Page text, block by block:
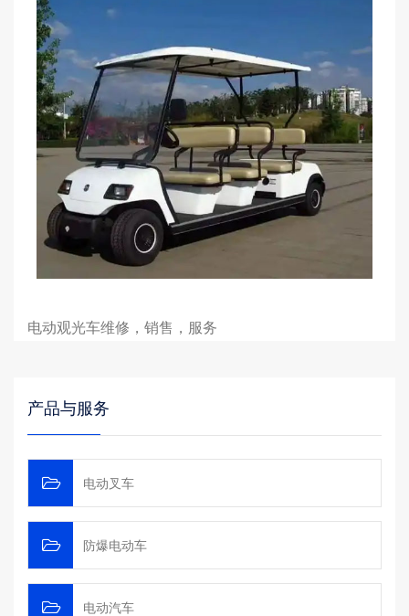
电动观光车维修，销售，服务
产品与服务
电动叉车
防爆电动车
电动汽车